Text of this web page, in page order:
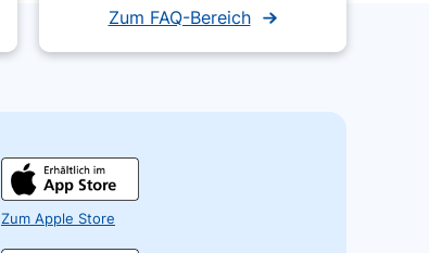
Zum FAQ-Bereich
Zum Apple Store